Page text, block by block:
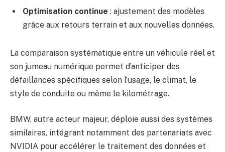
Optimisation continue : ajustement des modèles
grâce aux retours terrain et aux nouvelles données.
La comparaison systématique entre un véhicule réel et
son jumeau numérique permet d’anticiper des
défaillances spécifiques selon l’usage, le climat, le
style de conduite ou même le kilométrage.
BMW, autre acteur majeur, déploie aussi des systèmes
similaires, intégrant notamment des partenariats avec
NVIDIA pour accélérer le traitement des données et